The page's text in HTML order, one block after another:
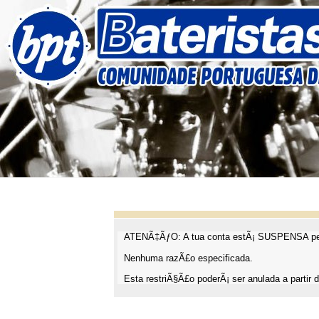
ATENÃ‡ÃƒO: A tua conta estÃ¡ SUSPENSA
Nenhuma razÃ£o especificada.
Esta restriÃ§Ã£o poderÃ¡ ser anulada a partir